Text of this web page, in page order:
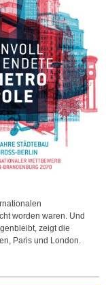
worden waren. Und
zeigt die
Paris und London.